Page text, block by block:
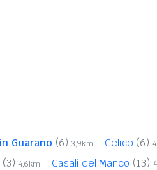
Guarano (6) 3,9km Celico (6)
(3) 4,6km Casali del Manco (13)